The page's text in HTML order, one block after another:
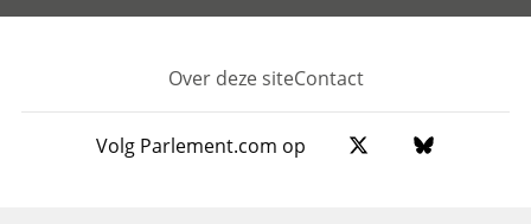
Footer
Over deze siteContact
Volg Parlement.com op